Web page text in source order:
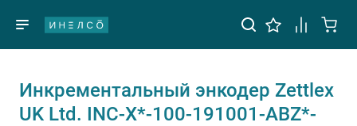
Инкрементальный энкодер Zettlex
UK Ltd. INC-X*-100-191001-ABZ*-